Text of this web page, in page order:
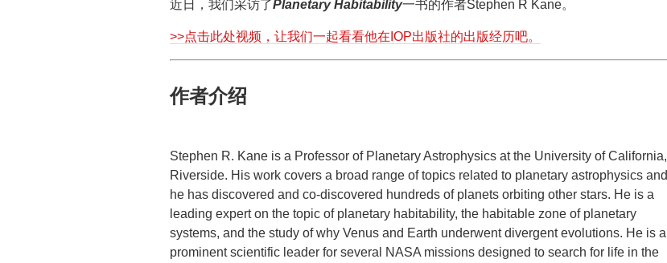
近日，我们采访了Planetary Habitability一书的作者Stephen R Kane。
>>点击此处视频，让我们一起看看他在IOP出版社的出版经历吧。
作者介绍
Stephen R. Kane is a Professor of Planetary Astrophysics at the University of California,
Riverside. His work covers a broad range of topics related to planetary astrophysics and
he has discovered and co-discovered hundreds of planets orbiting other stars. He is a
leading expert on the topic of planetary habitability, the habitable zone of planetary
systems, and the study of why Venus and Earth underwent divergent evolutions. He is a
prominent scientific leader for several NASA missions designed to search for life in the